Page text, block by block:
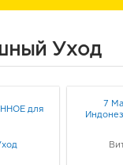
Уход
для
7